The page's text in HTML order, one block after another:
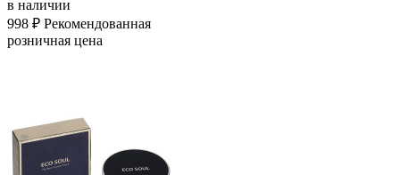
в наличии
998 ₽ Рекомендованная
розничная цена